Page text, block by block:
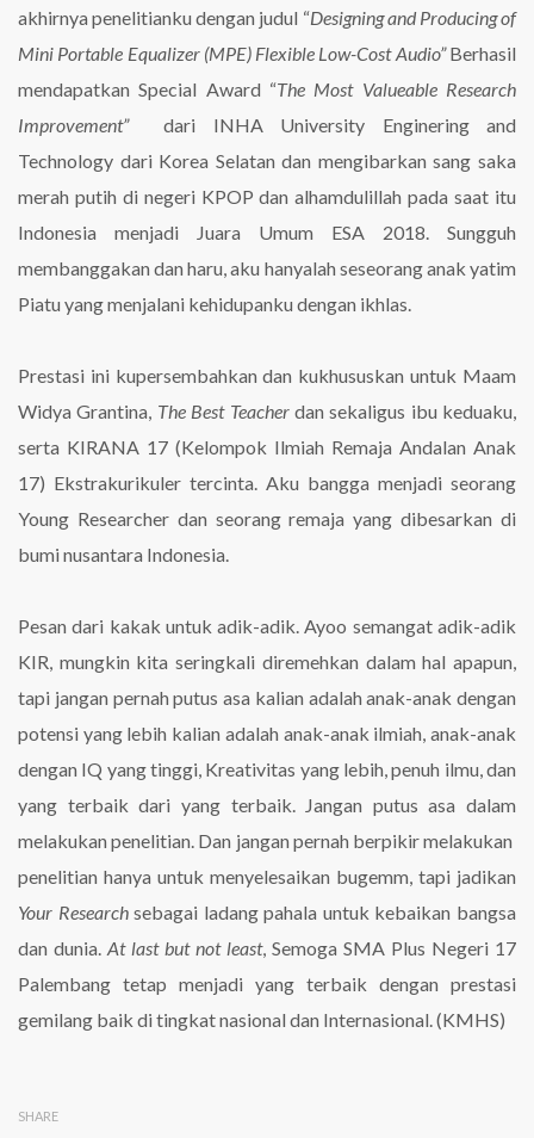
akhirnya penelitianku dengan judul “Designing and Producing of
Mini Portable Equalizer (MPE) Flexible Low-Cost Audio”Berhasil
mendapatkan Special Award “The Most Valueable Research
Improvement”dari INHA University Enginering and
Technology dari Korea Selatan dan mengibarkan sang saka
merah putih di negeri KPOP dan alhamdulillah pada saat itu
Indonesia menjadi Juara Umum ESA 2018. Sungguh
membanggakan dan haru, aku hanyalah seseorang anak yatim
Piatu yang menjalani kehidupanku dengan ikhlas.
Prestasi ini kupersembahkan dan kukhususkan untuk Maam
Widya Grantina, The Best Teacherdan sekaligus ibu keduaku,
serta KIRANA 17 (Kelompok Ilmiah Remaja Andalan Anak
17) Ekstrakurikuler tercinta. Aku bangga menjadi seorang
Young Researcher dan seorang remaja yang dibesarkan di
bumi nusantara Indonesia.
Pesan dari kakak untuk adik-adik. Ayoo semangat adik-adik
KIR, mungkin kita seringkali diremehkan dalam hal apapun,
tapi jangan pernah putus asa kalian adalah anak-anak dengan
potensi yang lebih kalian adalah anak-anak ilmiah, anak-anak
dengan IQ yang tinggi, Kreativitas yang lebih, penuh ilmu, dan
yang terbaik dari yang terbaik. Jangan putus asa dalam
melakukan penelitian. Dan jangan pernah berpikir melakukan
penelitian hanya untuk menyelesaikan bugemm, tapi jadikan
Your Researchsebagai ladang pahala untuk kebaikan bangsa
dan dunia. At last but not least, Semoga SMA Plus Negeri 17
Palembang tetap menjadi yang terbaik dengan prestasi
gemilang baik di tingkat nasional dan Internasional. (KMHS)
SHARE